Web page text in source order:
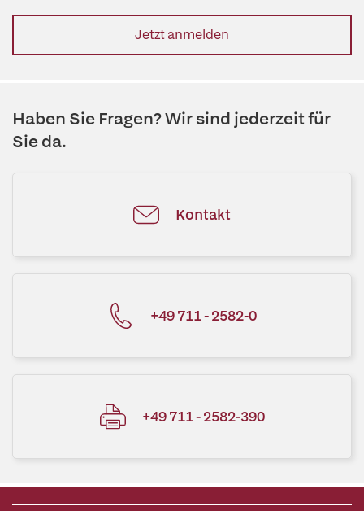
Jetzt anmelden
Haben Sie Fragen? Wir sind jederzeit für
Sie da.
Kontakt
+49 711 - 2582-0
+49 711 - 2582-390